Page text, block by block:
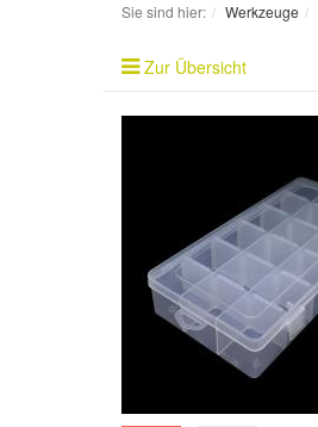
Sie sind hier: Werkzeuge
Zur Übersicht